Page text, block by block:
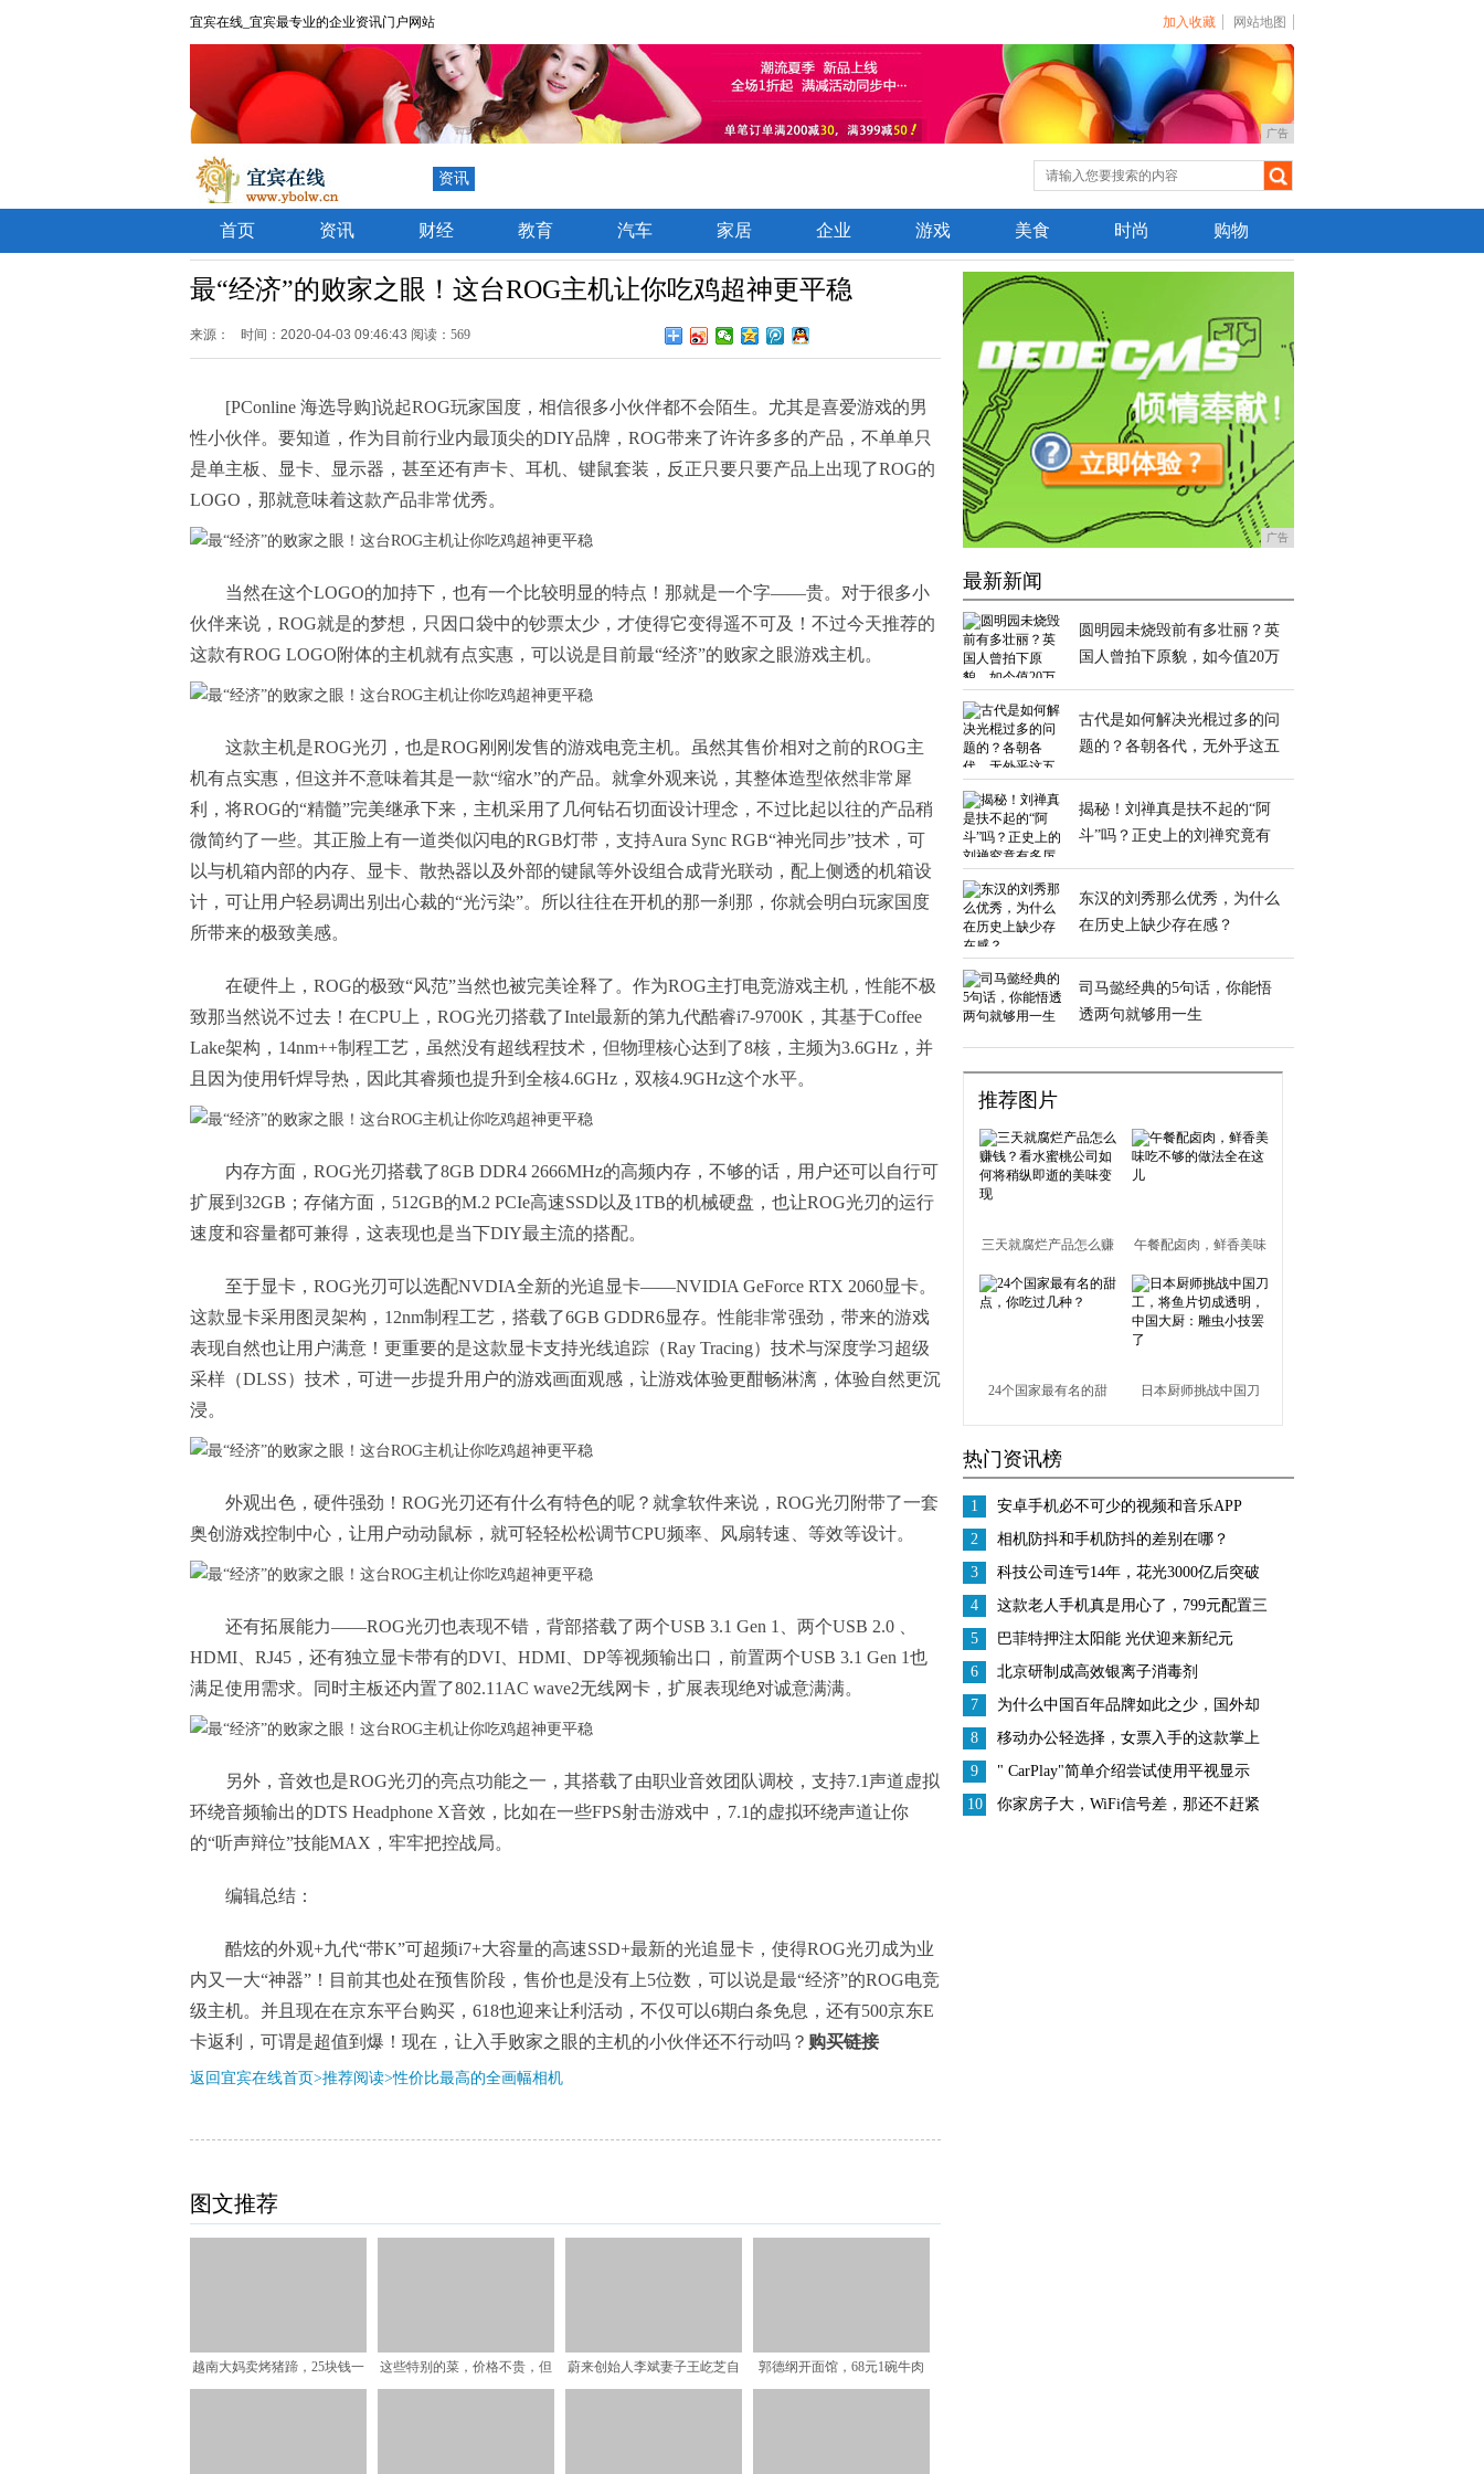
宜宾在线_宜宾最专业的企业资讯门户网站 加入收藏 网站地图
广告
资讯
首页 资讯 财经 教育 汽车 家居 企业 游戏 美食 时尚 购物
最“经济”的败家之眼！这台ROG主机让你吃鸡超神更平稳
来源： 时间：2020-04-03 09:46:43 阅读：569
[PConline 海选导购]说起ROG玩家国度，相信很多小伙伴都不会陌生。尤其是喜爱游戏的男
性小伙伴。要知道，作为目前行业内最顶尖的DIY品牌，ROG带来了许许多多的产品，不单单只
是单主板、显卡、显示器，甚至还有声卡、耳机、键鼠套装，反正只要只要产品上出现了ROG的
LOGO，那就意味着这款产品非常优秀。
当然在这个LOGO的加持下，也有一个比较明显的特点！那就是一个字——贵。对于很多小
伙伴来说，ROG就是的梦想，只因口袋中的钞票太少，才使得它变得遥不可及！不过今天推荐的
这款有ROG LOGO附体的主机就有点实惠，可以说是目前最“经济”的败家之眼游戏主机。
这款主机是ROG光刃，也是ROG刚刚发售的游戏电竞主机。虽然其售价相对之前的ROG主
机有点实惠，但这并不意味着其是一款“缩水”的产品。就拿外观来说，其整体造型依然非常犀
利，将ROG的“精髓”完美继承下来，主机采用了几何钻石切面设计理念，不过比起以往的产品稍
微简约了一些。其正脸上有一道类似闪电的RGB灯带，支持Aura Sync RGB“神光同步”技术，可
以与机箱内部的内存、显卡、散热器以及外部的键鼠等外设组合成背光联动，配上侧透的机箱设
计，可让用户轻易调出别出心裁的“光污染”。所以往往在开机的那一刹那，你就会明白玩家国度
所带来的极致美感。
在硬件上，ROG的极致“风范”当然也被完美诠释了。作为ROG主打电竞游戏主机，性能不极
致那当然说不过去！在CPU上，ROG光刃搭载了Intel最新的第九代酷睿i7-9700K，其基于Coffee
Lake架构，14nm++制程工艺，虽然没有超线程技术，但物理核心达到了8核，主频为3.6GHz，并
且因为使用钎焊导热，因此其睿频也提升到全核4.6GHz，双核4.9GHz这个水平。
内存方面，ROG光刃搭载了8GB DDR4 2666MHz的高频内存，不够的话，用户还可以自行可
扩展到32GB；存储方面，512GB的M.2 PCIe高速SSD以及1TB的机械硬盘，也让ROG光刃的运行
速度和容量都可兼得，这表现也是当下DIY最主流的搭配。
至于显卡，ROG光刃可以选配NVDIA全新的光追显卡——NVIDIA GeForce RTX 2060显卡。
这款显卡采用图灵架构，12nm制程工艺，搭载了6GB GDDR6显存。性能非常强劲，带来的游戏
表现自然也让用户满意！更重要的是这款显卡支持光线追踪（Ray Tracing）技术与深度学习超级
采样（DLSS）技术，可进一步提升用户的游戏画面观感，让游戏体验更酣畅淋漓，体验自然更沉
浸。
外观出色，硬件强劲！ROG光刃还有什么有特色的呢？就拿软件来说，ROG光刃附带了一套
奥创游戏控制中心，让用户动动鼠标，就可轻轻松松调节CPU频率、风扇转速、等效等设计。
还有拓展能力——ROG光刃也表现不错，背部搭载了两个USB 3.1 Gen 1、两个USB 2.0 、
HDMI、RJ45，还有独立显卡带有的DVI、HDMI、DP等视频输出口，前置两个USB 3.1 Gen 1也
满足使用需求。同时主板还内置了802.11AC wave2无线网卡，扩展表现绝对诚意满满。
另外，音效也是ROG光刃的亮点功能之一，其搭载了由职业音效团队调校，支持7.1声道虚拟
环绕音频输出的DTS Headphone X音效，比如在一些FPS射击游戏中，7.1的虚拟环绕声道让你
的“听声辩位”技能MAX，牢牢把控战局。
编辑总结：
酷炫的外观+九代“带K”可超频i7+大容量的高速SSD+最新的光追显卡，使得ROG光刃成为业
内又一大“神器”！目前其也处在预售阶段，售价也是没有上5位数，可以说是最“经济”的ROG电竞
级主机。并且现在在京东平台购买，618也迎来让利活动，不仅可以6期白条免息，还有500京东E
卡返利，可谓是超值到爆！现在，让入手败家之眼的主机的小伙伴还不行动吗？ 购买链接
返回宜宾在线首页>推荐阅读>性价比最高的全画幅相机
图文推荐
越南大妈卖烤猪蹄，25块钱一
这些特别的菜，价格不贵，但
蔚来创始人李斌妻子王屹芝自
郭德纲开面馆，68元1碗牛肉
广告
最新新闻
圆明园未烧毁前有多壮丽？英
国人曾拍下原貌，如今值20万
古代是如何解决光棍过多的问
题的？各朝各代，无外乎这五
揭秘！刘禅真是扶不起的“阿
斗”吗？正史上的刘禅究竟有
东汉的刘秀那么优秀，为什么
在历史上缺少存在感？
司马懿经典的5句话，你能悟
透两句就够用一生
推荐图片
三天就腐烂产品怎么赚
钱？看水蜜桃公司如何
将稍纵即逝的美味变现
午餐配卤肉，鲜香美味
吃不够的做法全在这儿
24个国家最有名的甜 日本厨师挑战中国刀
热门资讯榜
1
安卓手机必不可少的视频和音乐APP
2
相机防抖和手机防抖的差别在哪？
3
科技公司连亏14年，花光3000亿后突破
封锁，逆袭成全球第一
4
这款老人手机真是用心了，799元配置三
摄，还有5000mAh电池
5
巴菲特押注太阳能 光伏迎来新纪元
6
北京研制成高效银离子消毒剂
7
为什么中国百年品牌如此之少，国外却
比比皆是？LV、德芙给你答案
8
移动办公轻选择，女票入手的这款掌上
电脑很便携
9
" CarPlay"简单介绍尝试使用平视显示
器，亚克力显示屏无遮挡屏幕
10
你家房子大，WiFi信号差，那还不赶紧